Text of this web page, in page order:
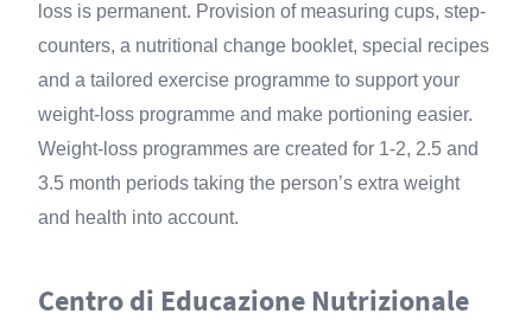
loss is permanent. Provision of measuring cups, step-
counters, a nutritional change booklet, special recipes
and a tailored exercise programme to support your
weight-loss programme and make portioning easier.
Weight-loss programmes are created for 1-2, 2.5 and
3.5 month periods taking the person’s extra weight
and health into account.
Centro di Educazione Nutrizionale